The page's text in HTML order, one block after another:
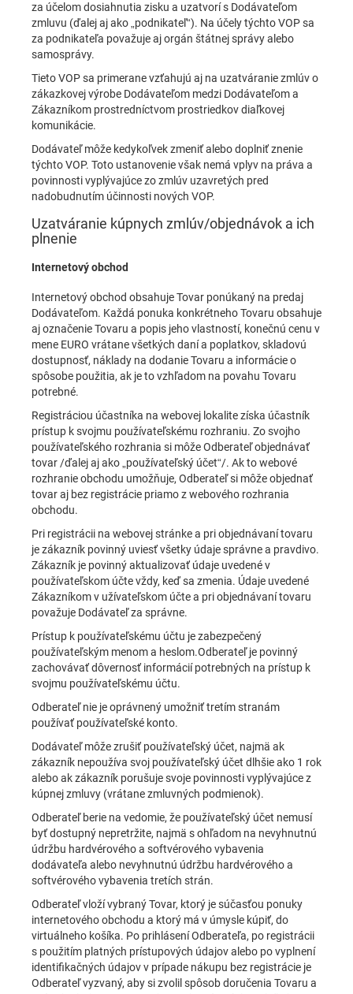
za účelom dosiahnutia zisku a uzatvorí s Dodávateľom
zmluvu (ďalej aj ako „podnikateľ“). Na účely týchto VOP sa
za podnikateľa považuje aj orgán štátnej správy alebo
samosprávy.
Tieto VOP sa primerane vzťahujú aj na uzatváranie zmlúv o
zákazkovej výrobe Dodávateľom medzi Dodávateľom a
Zákazníkom prostredníctvom prostriedkov diaľkovej
komunikácie.
Dodávateľ môže kedykoľvek zmeniť alebo doplniť znenie
týchto VOP. Toto ustanovenie však nemá vplyv na práva a
povinnosti vyplývajúce zo zmlúv uzavretých pred
nadobudnutím účinnosti nových VOP.
Uzatváranie kúpnych zmlúv/objednávok a ich
plnenie
Internetový obchod
Internetový obchod obsahuje Tovar ponúkaný na predaj
Dodávateľom. Každá ponuka konkrétneho Tovaru obsahuje
aj označenie Tovaru a popis jeho vlastností, konečnú cenu v
mene EURO vrátane všetkých daní a poplatkov, skladovú
dostupnosť, náklady na dodanie Tovaru a informácie o
spôsobe použitia, ak je to vzhľadom na povahu Tovaru
potrebné.
Registráciou účastníka na webovej lokalite získa účastník
prístup k svojmu používateľskému rozhraniu. Zo svojho
používateľského rozhrania si môže Odberateľ objednávať
tovar /ďalej aj ako „používateľský účet“/. Ak to webové
rozhranie obchodu umožňuje, Odberateľ si môže objednať
tovar aj bez registrácie priamo z webového rozhrania
obchodu.
Pri registrácii na webovej stránke a pri objednávaní tovaru
je zákazník povinný uviesť všetky údaje správne a pravdivo.
Zákazník je povinný aktualizovať údaje uvedené v
používateľskom účte vždy, keď sa zmenia. Údaje uvedené
Zákazníkom v užívateľskom účte a pri objednávaní tovaru
považuje Dodávateľ za správne.
Prístup k používateľskému účtu je zabezpečený
používateľským menom a heslom.Odberateľ je povinný
zachovávať dôvernosť informácií potrebných na prístup k
svojmu používateľskému účtu.
Odberateľ nie je oprávnený umožniť tretím stranám
používať používateľské konto.
Dodávateľ môže zrušiť používateľský účet, najmä ak
zákazník nepoužíva svoj používateľský účet dlhšie ako 1 rok
alebo ak zákazník porušuje svoje povinnosti vyplývajúce z
kúpnej zmluvy (vrátane zmluvných podmienok).
Odberateľ berie na vedomie, že používateľský účet nemusí
byť dostupný nepretržite, najmä s ohľadom na nevyhnutnú
údržbu hardvérového a softvérového vybavenia
dodávateľa alebo nevyhnutnú údržbu hardvérového a
softvérového vybavenia tretích strán.
Odberateľ vloží vybraný Tovar, ktorý je súčasťou ponuky
internetového obchodu a ktorý má v úmysle kúpiť, do
virtuálneho košíka. Po prihlásení Odberateľa, po registrácii
s použitím platných prístupových údajov alebo po vyplnení
identifikačných údajov v prípade nákupu bez registrácie je
Odberateľ vyzvaný, aby si zvolil spôsob doručenia Tovaru a